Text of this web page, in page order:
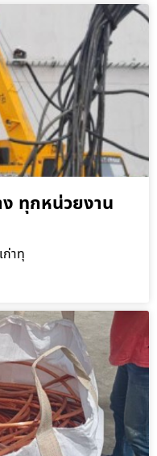
ทุกหน่วยงาน
ก่าทุ